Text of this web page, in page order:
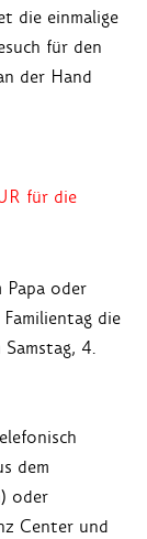
die einmalige
für den
der Hand
für die
oder
die
4.
dem
oder
Center und